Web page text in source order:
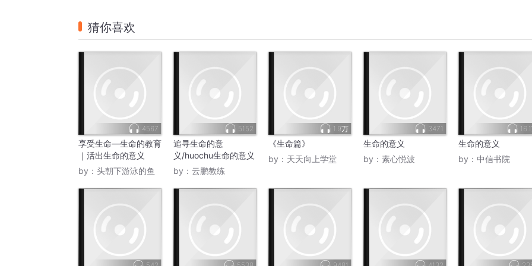
猜你喜欢
4567
享受生命—生命的教育
｜活出生命的意义
by： 头朝下游泳的鱼
5152
追寻生命的意
义/huochu生命的意义
by： 云鹏教练
1.9万
《生命篇》
by： 天天向上学堂
3471
生命的意义
by： 素心悦波
生命的意义
by： 中信书院